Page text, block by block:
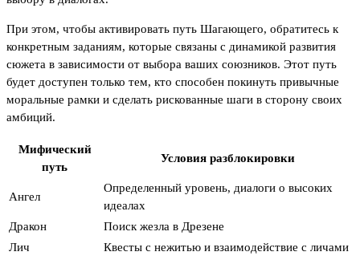
При этом, чтобы активировать путь Шагающего, обратитесь к
конкретным заданиям, которые связаны с динамикой развития
сюжета в зависимости от выбора ваших союзников. Этот путь
будет доступен только тем, кто способен покинуть привычные
моральные рамки и сделать рискованные шаги в сторону своих
амбиций.
Мифический
путь
Условия разблокировки
Ангел
Определенный уровень, диалоги о высоких
идеалах
Дракон
Поиск жезла в Дрезене
Лич
Квесты с нежитью и взаимодействие с личами